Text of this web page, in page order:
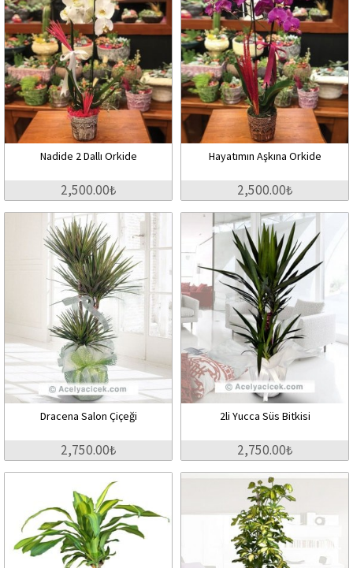
Nadide 2 Dallı Orkide
2,500.00₺
Hayatımın Aşkına Orkide
2,500.00₺
Dracena Salon Çiçeği
2,750.00₺
2li Yucca Süs Bitkisi
2,750.00₺